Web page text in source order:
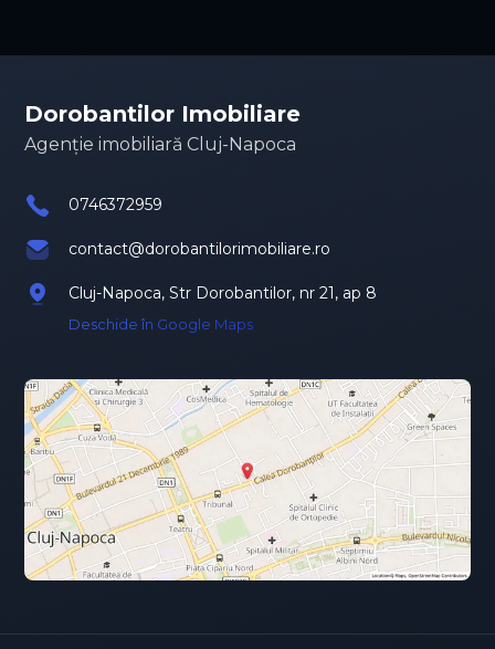
Dorobantilor Imobiliare
Agenție imobiliară Cluj-Napoca
0746372959
contact@dorobantilorimobiliare.ro
Cluj-Napoca, Str Dorobantilor, nr 21, ap 8
Deschide în Google Maps